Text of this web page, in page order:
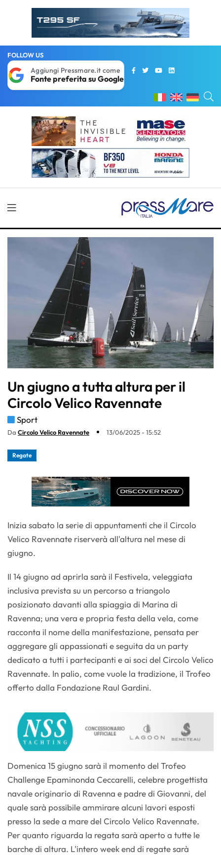
FOLLOW US
Aggiungi Pressmare.it come
Fonte preferita su Google
Un giugno a tutta altura per il
Circolo Velico Ravennate
Sport
Da Circolo Velico Ravennate 13/06/2025 - 15:52
Regate
Inizia sabato la serie di appuntamenti che il Circolo
Velico Ravennate riserverà all'altura nel mese di
giugno.
Il 14 giugno ad aprirla sarà il Festivela, veleggiata
inclusiva prevista su un percorso a triangolo
posizionato davanti alla spiaggia di Marina di
Ravenna; una vera e propria festa della vela, come
racconta il nome della manifestazione, pensata per
aggregare gli appassionati e seguita da un party
dedicato a tutti i partecipanti e ai soci del Circolo Velico
Ravennate. In palio, come vuole la tradizione, il Trofeo
offerto dalla Fondazione Raul Gardini.
Domenica 15 giugno sarà il momento del Trofeo
Challenge Epaminonda Ceccarelli, celebre progettista
navale originario di Ravenna e padre di Giovanni, del
quale sarà possibile ammirare alcuni lavori esposti
presso la sede a mare del Circolo Velico Ravennate.
Per quanto riguarda la regata sarà aperto a tutte le
barche di altura. L'intero week end di regate sarà